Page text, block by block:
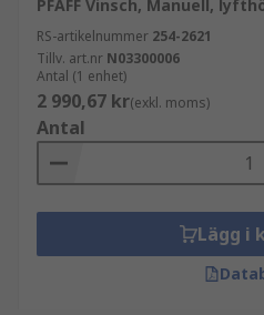
PFAFF Vinsch, Manuell,
RS-artikelnummer 254-2621
Tillv. art.nr N03300006
Antal (1 enhet)
2 990,67 kr(exkl. moms)
Antal
Lägg i